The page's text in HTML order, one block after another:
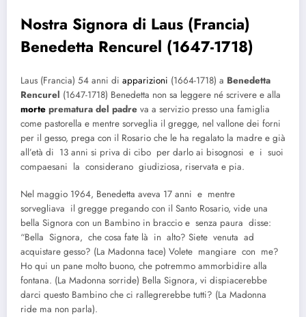
Nostra Signora di Laus (Francia)
Benedetta Rencurel (1647-1718)
Laus (Francia) 54 anni di apparizioni (1664-1718) a Benedetta
Rencurel (1647-1718) Benedetta non sa leggere né scrivere e alla
morte prematura del padre va a servizio presso una famiglia
come pastorella e mentre sorveglia il gregge, nel vallone dei forni
per il gesso, prega con il Rosario che le ha regalato la madre e già
all’età di 13 anni si priva di cibo per darlo ai bisognosi e i suoi
compaesani la considerano giudiziosa, riservata e pia.
Nel maggio 1964, Benedetta aveva 17 anni e mentre
sorvegliava il gregge pregando con il Santo Rosario, vide una
bella Signora con un Bambino in braccio e senza paura disse:
“Bella Signora, che cosa fate là in alto? Siete venuta ad
acquistare gesso? (La Madonna tace) Volete mangiare con me?
Ho qui un pane molto buono, che potremmo ammorbidire alla
fontana. (La Madonna sorride) Bella Signora, vi dispiacerebbe
darci questo Bambino che ci rallegrerebbe tutti? (La Madonna
ride ma non parla).